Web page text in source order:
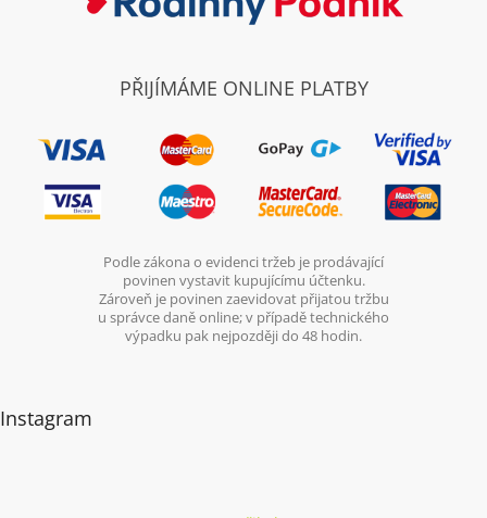
PŘIJÍMÁME ONLINE PLATBY
Podle zákona o evidenci tržeb je prodávající
povinen vystavit kupujícímu účtenku.
Zároveň je povinen zaevidovat přijatou tržbu
u správce daně online; v případě technického
výpadku pak nejpozději do 48 hodin.
Instagram